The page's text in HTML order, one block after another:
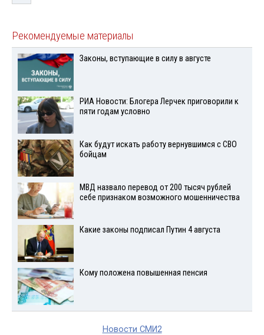
Рекомендуемые материалы
Законы, вступающие в силу в августе
РИА Новости: Блогера Лерчек приговорили к
пяти годам условно
Как будут искать работу вернувшимся с СВО
бойцам
МВД назвало перевод от 200 тысяч рублей
себе признаком возможного мошенничества
Какие законы подписал Путин 4 августа
Кому положена повышенная пенсия
Новости СМИ2